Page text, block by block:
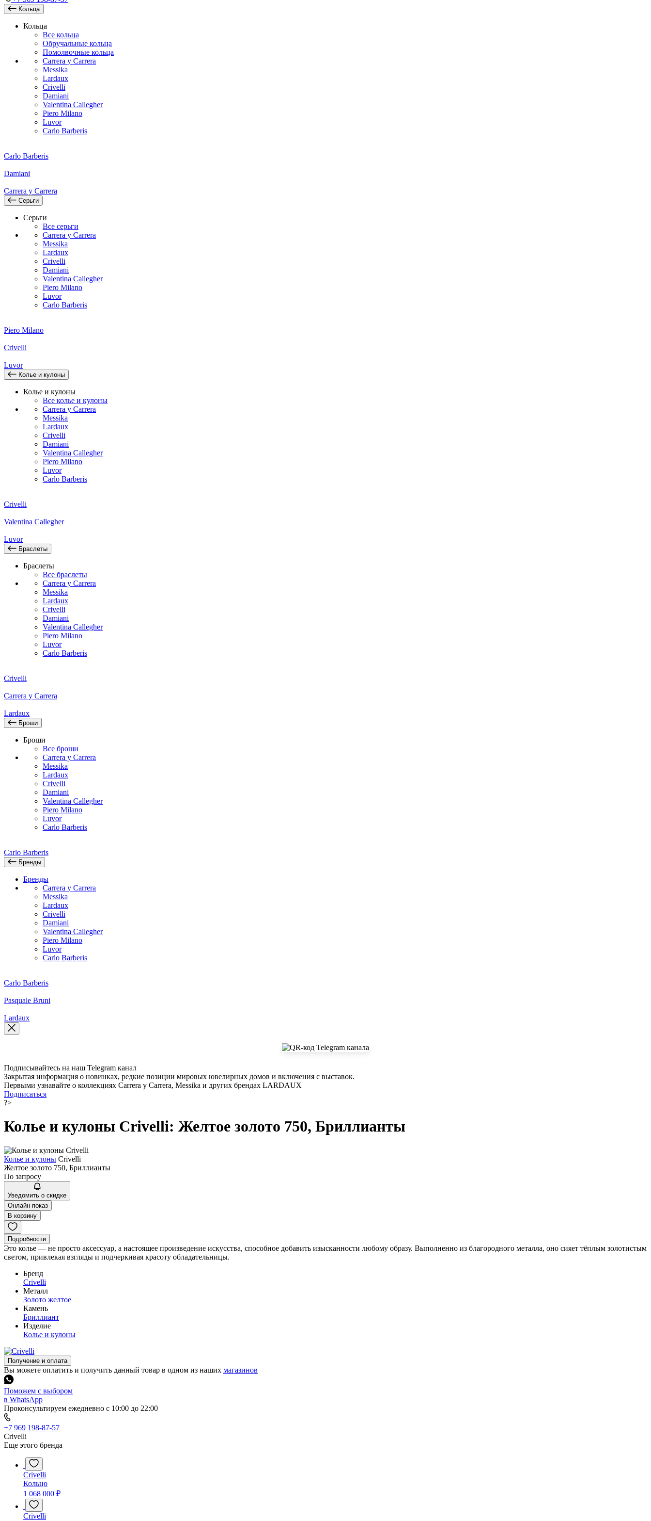
Кольца
Кольца
Все кольца
Обручальные кольца
Помолвочные кольца
Carrera y Carrera
Messika
Lardaux
Crivelli
Damiani
Valentina Callegher
Piero Milano
Luvor
Carlo Barberis
Carlo Barberis
Damiani
Carrera y Carrera
Серьги
Серьги
Все серьги
Carrera y Carrera
Messika
Lardaux
Crivelli
Damiani
Valentina Callegher
Piero Milano
Luvor
Carlo Barberis
Piero Milano
Crivelli
Luvor
Колье и кулоны
Колье и кулоны
Все колье и кулоны
Carrera y Carrera
Messika
Lardaux
Crivelli
Damiani
Valentina Callegher
Piero Milano
Luvor
Carlo Barberis
Crivelli
Valentina Callegher
Luvor
Браслеты
Браслеты
Все браслеты
Carrera y Carrera
Messika
Lardaux
Crivelli
Damiani
Valentina Callegher
Piero Milano
Luvor
Carlo Barberis
Crivelli
Carrera y Carrera
Lardaux
Броши
Броши
Все броши
Carrera y Carrera
Messika
Lardaux
Crivelli
Damiani
Valentina Callegher
Piero Milano
Luvor
Carlo Barberis
Carlo Barberis
Бренды
Бренды
Carrera y Carrera
Messika
Lardaux
Crivelli
Damiani
Valentina Callegher
Piero Milano
Luvor
Carlo Barberis
Carlo Barberis
Pasquale Bruni
Lardaux
Подписывайтесь на наш Telegram канал
Закрытая информация о новинках, редкие позиции мировых ювелирных домов и включения с выставок.
Первыми узнавайте о коллекциях Carrera y Carrera, Messika и других брендах LARDAUX
Подписаться
?>
Колье и кулоны Crivelli: Желтое золото 750, Бриллианты
Колье и кулоны Crivelli
Желтое золото 750, Бриллианты
По запросу
Уведомить о скидке
Онлайн-показ
В корзину
Подробности
Это колье — не просто аксессуар, а настоящее произведение искусства, способное добавить изысканности любому образу. Выполненно из благородного металла, оно сияет тёплым золотистым
светом, привлекая взгляды и подчеркивая красоту обладательницы.
Бренд
Crivelli
Металл
Золото желтое
Камень
Бриллиант
Изделие
Колье и кулоны
Получение и оплата
Вы можете оплатить и получить данный товар в одном из наших магазинов
Поможем с выбором
в WhatsApp
Проконсультируем ежедневно с 10:00 до 22:00
+7 969 198-87-57
Crivelli
Еще этого бренда
Crivelli
Кольцо
1 068 000 ₽
Crivelli